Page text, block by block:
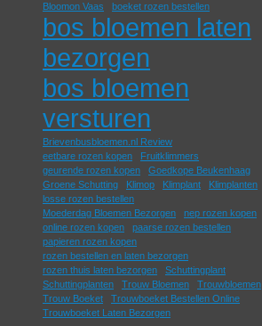
Bloomon Vaas
boeket rozen bestellen
bos bloemen laten
bezorgen
bos bloemen
versturen
Brievenbusbloemen.nl Review
eetbare rozen kopen
Fruitklimmers
geurende rozen kopen
Goedkope Beukenhaag
Groene Schutting
Klimop Klimplant
Klimplanten
losse rozen bestellen
Moederdag Bloemen Bezorgen
nep rozen kopen
online rozen kopen
paarse rozen bestellen
papieren rozen kopen
rozen bestellen en laten bezorgen
rozen thuis laten bezorgen
Schuttingplant
Schuttingplanten
Trouw Bloemen
Trouwbloemen
Trouw Boeket
Trouwboeket Bestellen Online
Trouwboeket Laten Bezorgen